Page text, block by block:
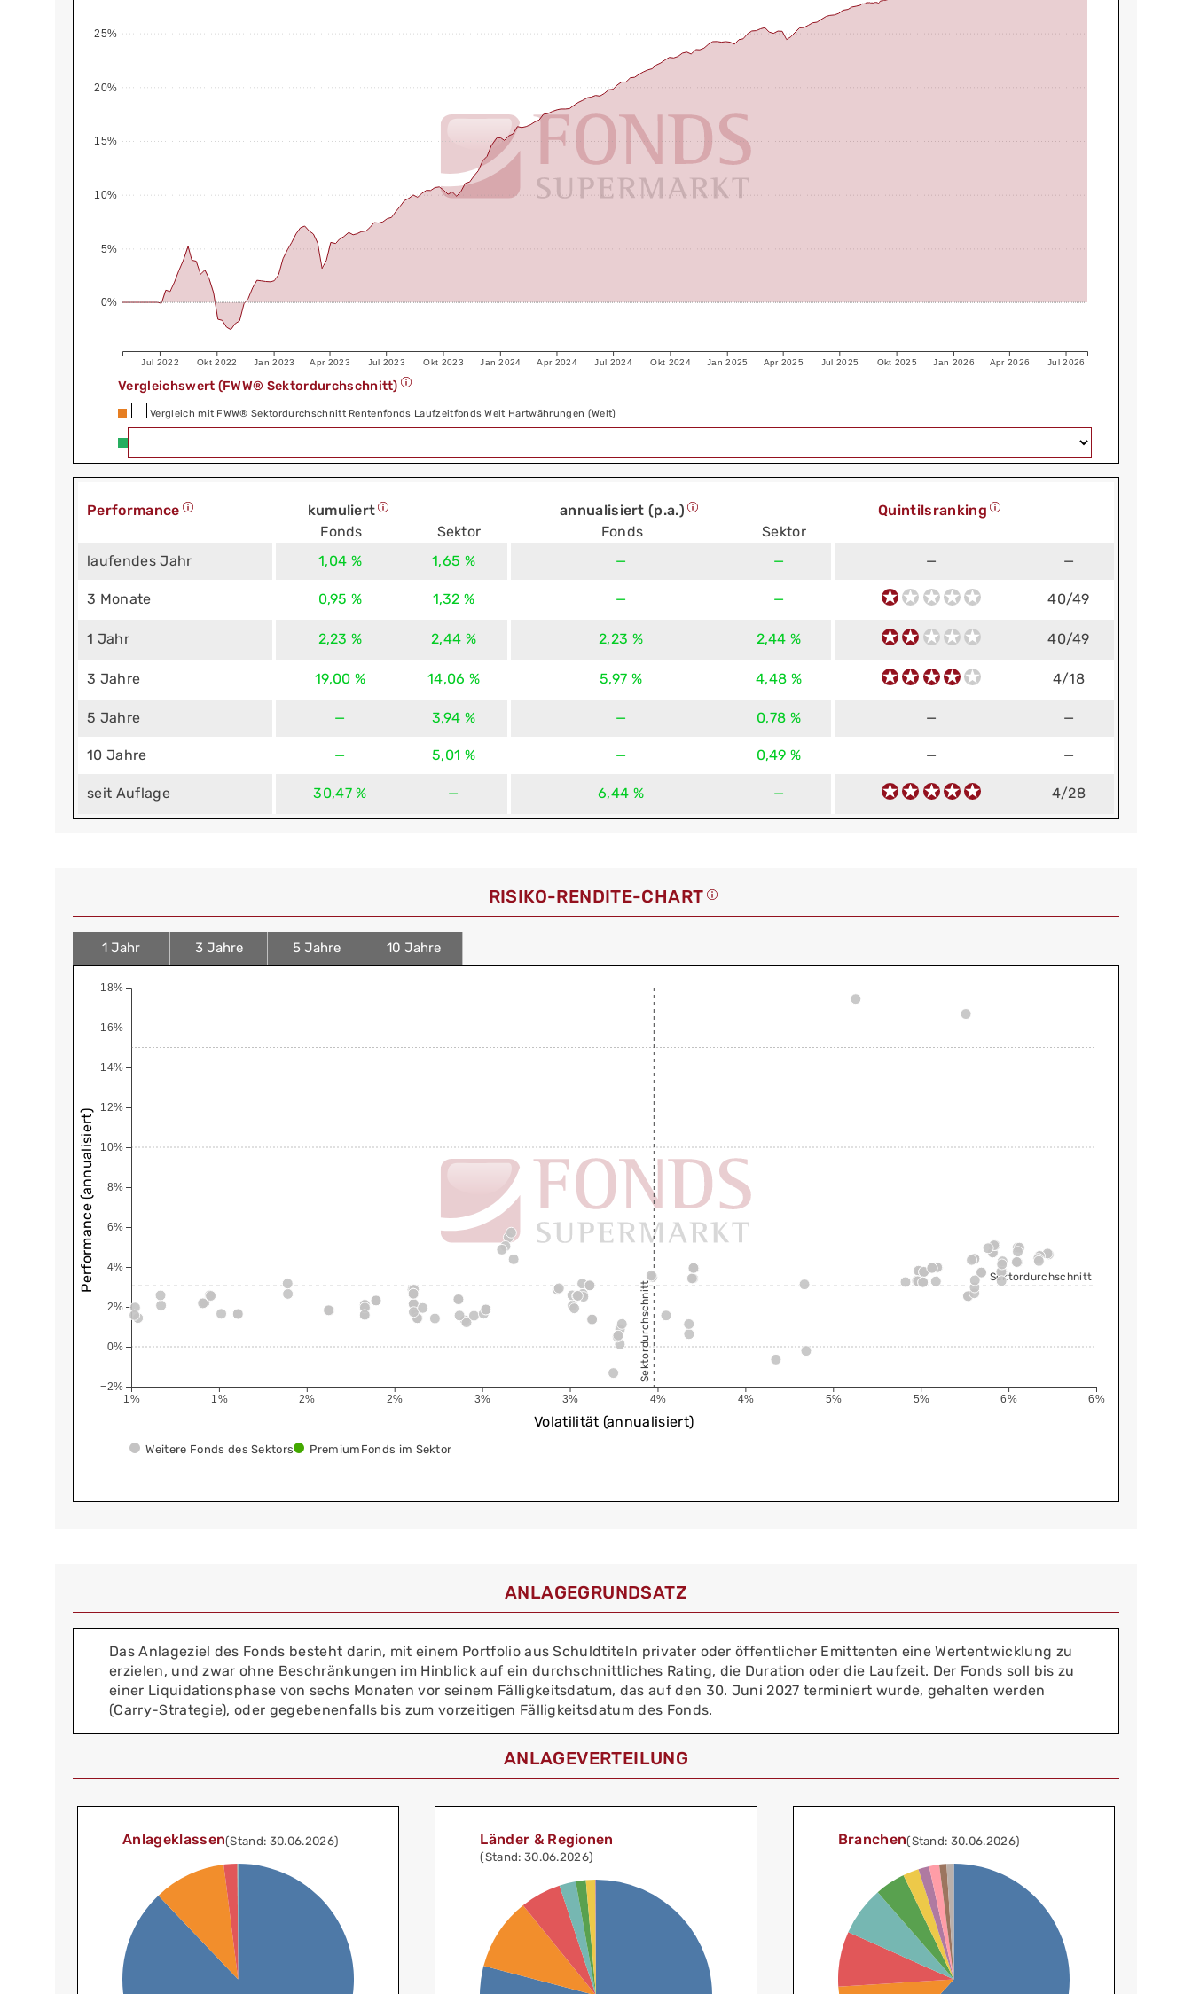
Jul 2022 Okt 2022 Jan 2023 Apr 2023 Jul 2023 Okt 2023 Jan 2024 Apr 2024 Jul 2024 Okt 2024 Jan 2025 Apr 2025 Jul 2025 Okt 2025 Jan 2026 Apr 2026 Jul 2026
0%
5%
10%
15%
20%
25%
Vergleichswert (FWW® Sektordurchschnitt)
Vergleich mit FWW® Sektordurchschnitt Rentenfonds Laufzeitfonds Welt Hartwährungen (Welt)
Performance
kumuliert
Fonds
Sektor
annualisiert (p.a.)
Fonds
Sektor
Quintilsranking
laufendes Jahr 1,04 % 1,65 % — — — —
3 Monate 0,95 % 1,32 % — — 40/49
1 Jahr 2,23 % 2,44 % 2,23 % 2,44 % 40/49
3 Jahre 19,00 % 14,06 % 5,97 % 4,48 % 4/18
5 Jahre — 3,94 % — 0,78 % — —
10 Jahre — 5,01 % — 0,49 % — —
seit Auflage 30,47 % — 6,44 % — 4/28
RISIKO-RENDITE-CHART
1 Jahr 3 Jahre 5 Jahre 10 Jahre
1% 1% 2% 2% 3% 3% 4% 4% 5% 5% 6% 6%
−2%
0%
2%
4%
6%
8%
10%
12%
14%
16%
18%
Sektordurchschnitt
Sektordurchschnitt
Volatilität (annualisiert)
Performance (annualisiert)
Weitere Fonds des Sektors PremiumFonds im Sektor
ANLAGEGRUNDSATZ
Das Anlageziel des Fonds besteht darin, mit einem Portfolio aus Schuldtiteln privater oder öffentlicher Emittenten eine Wertentwicklung zu
erzielen, und zwar ohne Beschränkungen im Hinblick auf ein durchschnittliches Rating, die Duration oder die Laufzeit. Der Fonds soll bis zu
einer Liquidationsphase von sechs Monaten vor seinem Fälligkeitsdatum, das auf den 30. Juni 2027 terminiert wurde, gehalten werden
(Carry-Strategie), oder gegebenenfalls bis zum vorzeitigen Fälligkeitsdatum des Fonds.
ANLAGEVERTEILUNG
Anlageklassen(Stand: 30.06.2026) Länder & Regionen
(Stand: 30.06.2026)
Branchen(Stand: 30.06.2026)